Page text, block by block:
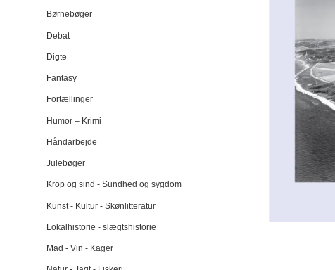
Børnebøger
Debat
Digte
Fantasy
Fortællinger
Humor – Krimi
Håndarbejde
Julebøger
Krop og sind - Sundhed og sygdom
Kunst - Kultur - Skønlitteratur
Lokalhistorie - slægtshistorie
Mad - Vin - Kager